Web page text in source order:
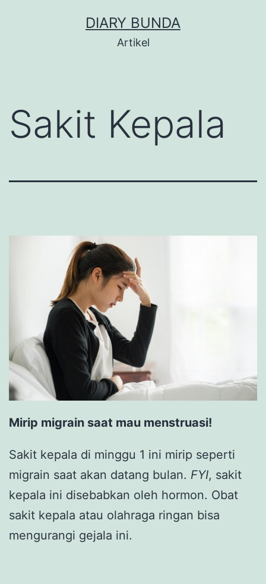
DIARY BUNDA
Artikel
Sakit Kepala
Mirip migrain saat mau menstruasi!
Sakit kepala di minggu 1 ini mirip seperti
migrain saat akan datang bulan. FYI, sakit
kepala ini disebabkan oleh hormon. Obat
sakit kepala atau olahraga ringan bisa
mengurangi gejala ini.